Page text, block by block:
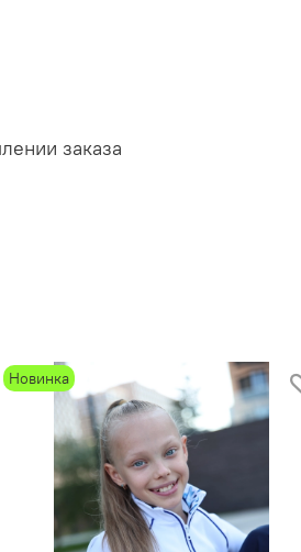
заказа
Новинка